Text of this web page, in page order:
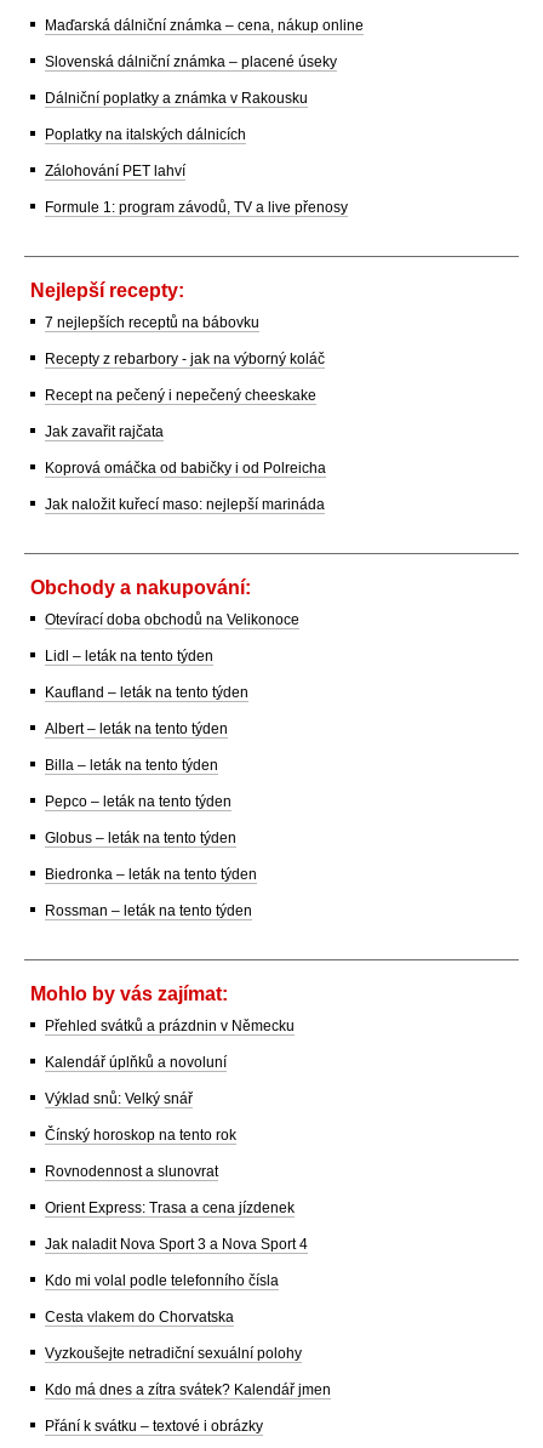
Maďarská dálniční známka – cena, nákup online
Slovenská dálniční známka – placené úseky
Dálniční poplatky a známka v Rakousku
Poplatky na italských dálnicích
Zálohování PET lahví
Formule 1: program závodů, TV a live přenosy
Nejlepší recepty:
7 nejlepších receptů na bábovku
Recepty z rebarbory - jak na výborný koláč
Recept na pečený i nepečený cheeskake
Jak zavařit rajčata
Koprová omáčka od babičky i od Polreicha
Jak naložit kuřecí maso: nejlepší marináda
Obchody a nakupování:
Otevírací doba obchodů na Velikonoce
Lidl – leták na tento týden
Kaufland – leták na tento týden
Albert – leták na tento týden
Billa – leták na tento týden
Pepco – leták na tento týden
Globus – leták na tento týden
Biedronka – leták na tento týden
Rossman – leták na tento týden
Mohlo by vás zajímat:
Přehled svátků a prázdnin v Německu
Kalendář úplňků a novoluní
Výklad snů: Velký snář
Čínský horoskop na tento rok
Rovnodennost a slunovrat
Orient Express: Trasa a cena jízdenek
Jak naladit Nova Sport 3 a Nova Sport 4
Kdo mi volal podle telefonního čísla
Cesta vlakem do Chorvatska
Vyzkoušejte netradiční sexuální polohy
Kdo má dnes a zítra svátek? Kalendář jmen
Přání k svátku – textové i obrázky